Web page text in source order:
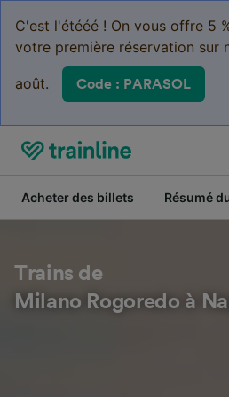
C'est l'étééé ! On vous offre 5
votre première réservation sur
août. Code : PARASOL
Acheter des billets Résumé
Trains de
Milano Rogoredo à